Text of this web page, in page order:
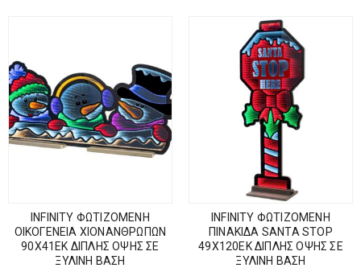
INFINITY ΦΩΤΙΖΟΜΕΝΗ
ΟΙΚΟΓΕΝΕΙΑ ΧΙΟΝΑΝΘΡΩΠΩΝ
90Χ41ΕΚ ΔΙΠΛΗΣ ΟΨΗΣ ΣΕ
ΞΥΛΙΝΗ ΒΑΣΗ
INFINITY ΦΩΤΙΖΟΜΕΝΗ
ΠΙΝΑΚΙΔΑ SANTA STOP
49Χ120ΕΚ ΔΙΠΛΗΣ ΟΨΗΣ ΣΕ
ΞΥΛΙΝΗ ΒΑΣΗ